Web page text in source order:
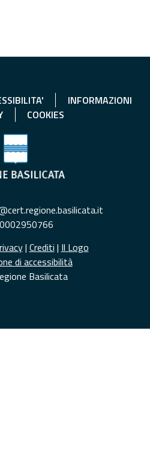
INFORMAZIONI
COOKIES
| Crediti | Il Logo
di accessibilità
Basilicata